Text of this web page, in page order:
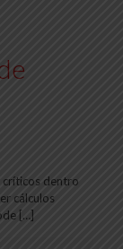
críticos dentro
cálculos
[…]